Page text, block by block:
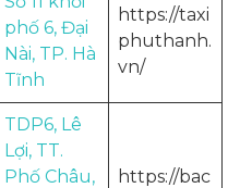
phố 6, Đại
Nài, TP. Hà
Tĩnh
https://taxi
phuthanh.
vn/
TDP6, Lê
Lợi, TT.
Phố Châu,
https://bac